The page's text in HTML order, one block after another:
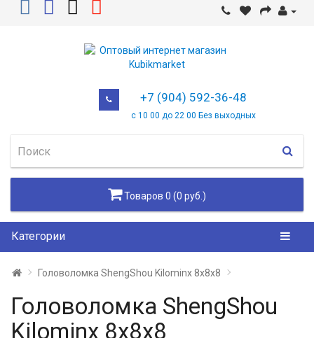
+7 (904) 592-36-48
с 10 00 до 22 00 Без выходных
Товаров 0 (0 руб.)
Категории
Головоломка ShengShou Kilominx 8x8x8
Головоломка ShengShou
Kilominx 8x8x8